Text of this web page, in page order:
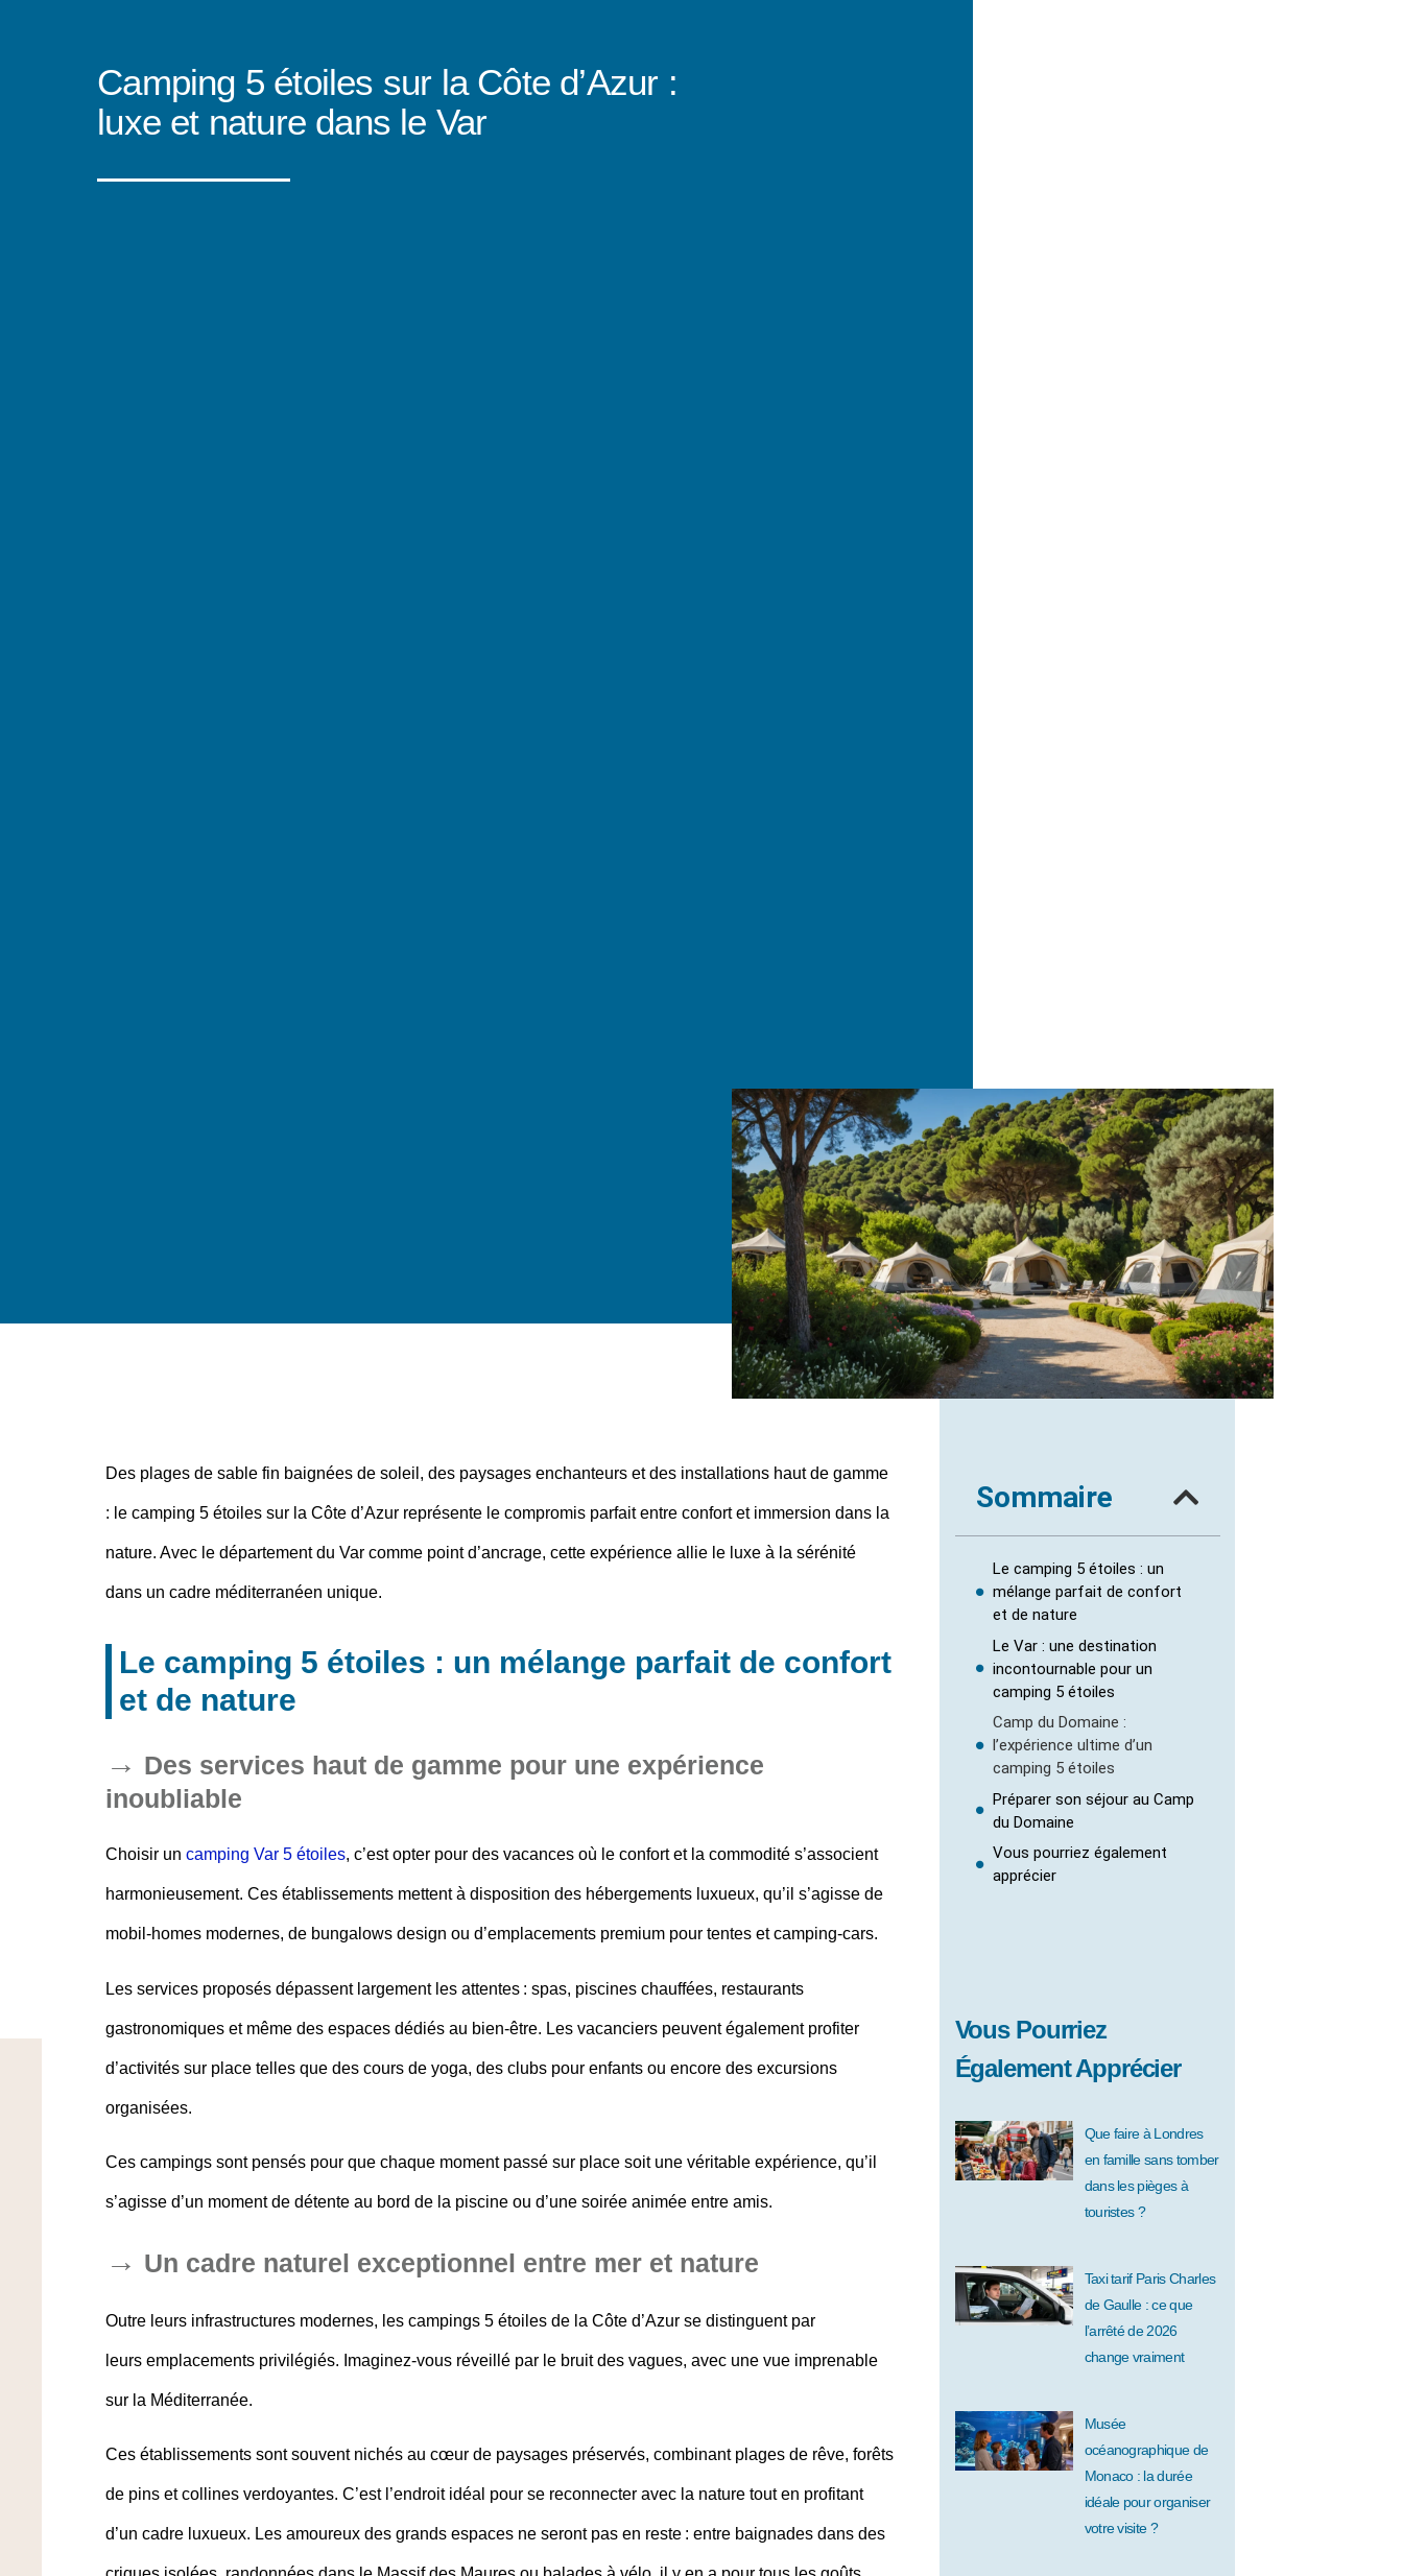
Camping 5 étoiles sur la Côte d’Azur :
luxe et nature dans le Var
Des plages de sable fin baignées de soleil, des paysages enchanteurs et des installations haut de gamme
: le camping 5 étoiles sur la Côte d’Azur représente le compromis parfait entre confort et immersion dans la
nature. Avec le département du Var comme point d’ancrage, cette expérience allie le luxe à la sérénité
dans un cadre méditerranéen unique.
Le camping 5 étoiles : un mélange parfait de confort
et de nature
Des services haut de gamme pour une expérience
inoubliable
Choisir un camping Var 5 étoiles, c’est opter pour des vacances où le confort et la commodité s’associent
harmonieusement. Ces établissements mettent à disposition des hébergements luxueux, qu’il s’agisse de
mobil-homes modernes, de bungalows design ou d’emplacements premium pour tentes et camping-cars.
Les services proposés dépassent largement les attentes : spas, piscines chauffées, restaurants
gastronomiques et même des espaces dédiés au bien-être. Les vacanciers peuvent également profiter
d’activités sur place telles que des cours de yoga, des clubs pour enfants ou encore des excursions
organisées.
Ces campings sont pensés pour que chaque moment passé sur place soit une véritable expérience, qu’il
s’agisse d’un moment de détente au bord de la piscine ou d’une soirée animée entre amis.
Un cadre naturel exceptionnel entre mer et nature
Outre leurs infrastructures modernes, les campings 5 étoiles de la Côte d’Azur se distinguent par
leurs emplacements privilégiés. Imaginez-vous réveillé par le bruit des vagues, avec une vue imprenable
sur la Méditerranée.
Ces établissements sont souvent nichés au cœur de paysages préservés, combinant plages de rêve, forêts
de pins et collines verdoyantes. C’est l’endroit idéal pour se reconnecter avec la nature tout en profitant
d’un cadre luxueux. Les amoureux des grands espaces ne seront pas en reste : entre baignades dans des
Sommaire
Le camping 5 étoiles : un
mélange parfait de confort
et de nature
Le Var : une destination
incontournable pour un
camping 5 étoiles
Camp du Domaine :
l’expérience ultime d’un
camping 5 étoiles
Préparer son séjour au Camp
du Domaine
Vous pourriez également
apprécier
Vous Pourriez
Également Apprécier
Que faire à Londres
en famille sans tomber
dans les pièges à
touristes ?
Taxi tarif Paris Charles
de Gaulle : ce que
l’arrêté de 2026
change vraiment
Musée
océanographique de
Monaco : la durée
idéale pour organiser
votre visite ?